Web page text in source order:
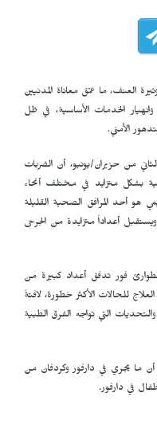
العنف، ما عمّق معاناة المدنيين
الخدمات الأساسية، في ظل
الأمني.
من حزيران/يونيو، أن الضربات
بشكل متزايد في مختلف أنحاء
هو أحد المرافق الصحية القليلة
أعداداً متزايدة من الجرحى
فور تدفق أعداد كبيرة من
للحالات الأكثر خطورة، لافتةً
التي تواجه الفرق الطبية
أن ما يجري في دارفور وكردفان من
في دارفور.